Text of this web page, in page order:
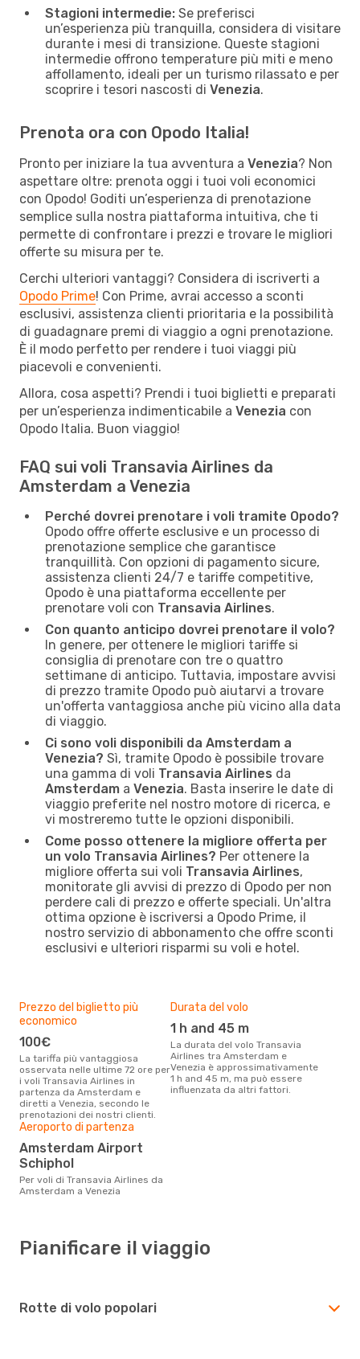
Stagioni intermedie: Se preferisci
un’esperienza più tranquilla, considera di visitare
durante i mesi di transizione. Queste stagioni
intermedie offrono temperature più miti e meno
affollamento, ideali per un turismo rilassato e per
scoprire i tesori nascosti di Venezia.
Prenota ora con Opodo Italia!
Pronto per iniziare la tua avventura a Venezia? Non
aspettare oltre: prenota oggi i tuoi voli economici
con Opodo! Goditi un’esperienza di prenotazione
semplice sulla nostra piattaforma intuitiva, che ti
permette di confrontare i prezzi e trovare le migliori
offerte su misura per te.
Cerchi ulteriori vantaggi? Considera di iscriverti a
Opodo Prime! Con Prime, avrai accesso a sconti
esclusivi, assistenza clienti prioritaria e la possibilità
di guadagnare premi di viaggio a ogni prenotazione.
È il modo perfetto per rendere i tuoi viaggi più
piacevoli e convenienti.
Allora, cosa aspetti? Prendi i tuoi biglietti e preparati
per un’esperienza indimenticabile a Venezia con
Opodo Italia. Buon viaggio!
FAQ sui voli Transavia Airlines da
Amsterdam a Venezia
Perché dovrei prenotare i voli tramite Opodo?
Opodo offre offerte esclusive e un processo di
prenotazione semplice che garantisce
tranquillità. Con opzioni di pagamento sicure,
assistenza clienti 24/7 e tariffe competitive,
Opodo è una piattaforma eccellente per
prenotare voli con Transavia Airlines.
Con quanto anticipo dovrei prenotare il volo?
In genere, per ottenere le migliori tariffe si
consiglia di prenotare con tre o quattro
settimane di anticipo. Tuttavia, impostare avvisi
di prezzo tramite Opodo può aiutarvi a trovare
un'offerta vantaggiosa anche più vicino alla data
di viaggio.
Ci sono voli disponibili da Amsterdam a
Venezia? Sì, tramite Opodo è possibile trovare
una gamma di voli Transavia Airlines da
Amsterdam a Venezia. Basta inserire le date di
viaggio preferite nel nostro motore di ricerca, e
vi mostreremo tutte le opzioni disponibili.
Come posso ottenere la migliore offerta per
un volo Transavia Airlines? Per ottenere la
migliore offerta sui voli Transavia Airlines,
monitorate gli avvisi di prezzo di Opodo per non
perdere cali di prezzo e offerte speciali. Un'altra
ottima opzione è iscriversi a Opodo Prime, il
nostro servizio di abbonamento che offre sconti
esclusivi e ulteriori risparmi su voli e hotel.
Prezzo del biglietto più
economico
100€
La tariffa più vantaggiosa
osservata nelle ultime 72 ore per
i voli Transavia Airlines in
partenza da Amsterdam e
diretti a Venezia, secondo le
prenotazioni dei nostri clienti.
Durata del volo
1 h and 45 m
La durata del volo Transavia
Airlines tra Amsterdam e
Venezia è approssimativamente
1 h and 45 m, ma può essere
influenzata da altri fattori.
Aeroporto di partenza
Amsterdam Airport
Schiphol
Per voli di Transavia Airlines da
Amsterdam a Venezia
Pianificare il viaggio
Rotte di volo popolari